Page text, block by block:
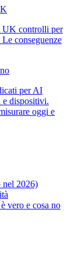
UK controlli per
conseguenze
per AI
e dispositivi.
oggi e
nel 2026)
vero e cosa no